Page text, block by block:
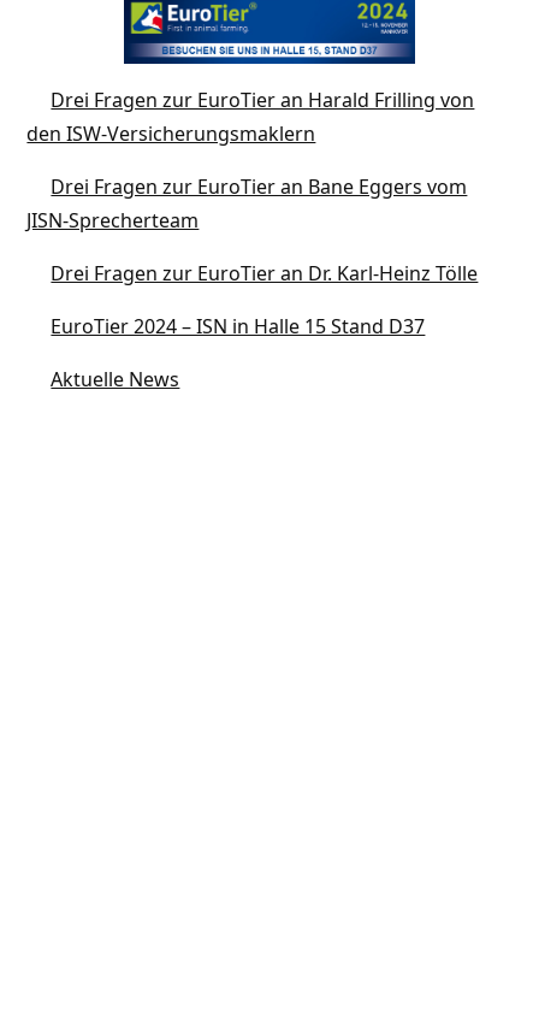
Drei Fragen zur EuroTier an Harald Frilling von
den ISW-Versicherungsmaklern
Drei Fragen zur EuroTier an Bane Eggers vom
JISN-Sprecherteam
Drei Fragen zur EuroTier an Dr. Karl-Heinz Tölle
EuroTier 2024 – ISN in Halle 15 Stand D37
Aktuelle News